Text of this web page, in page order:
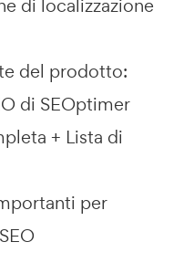
di localizzazione
del prodotto:
di SEOptimer
+ Lista di
per